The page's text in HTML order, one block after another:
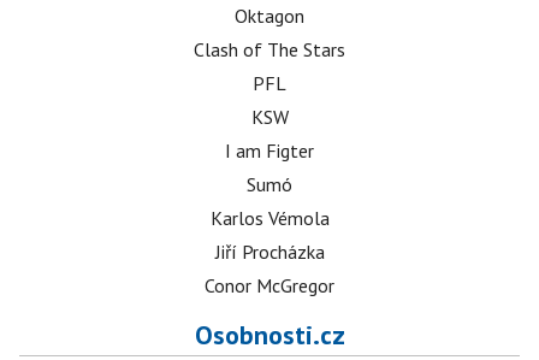
Oktagon
Clash of The Stars
PFL
KSW
I am Figter
Sumó
Karlos Vémola
Jiří Procházka
Conor McGregor
Osobnosti.cz